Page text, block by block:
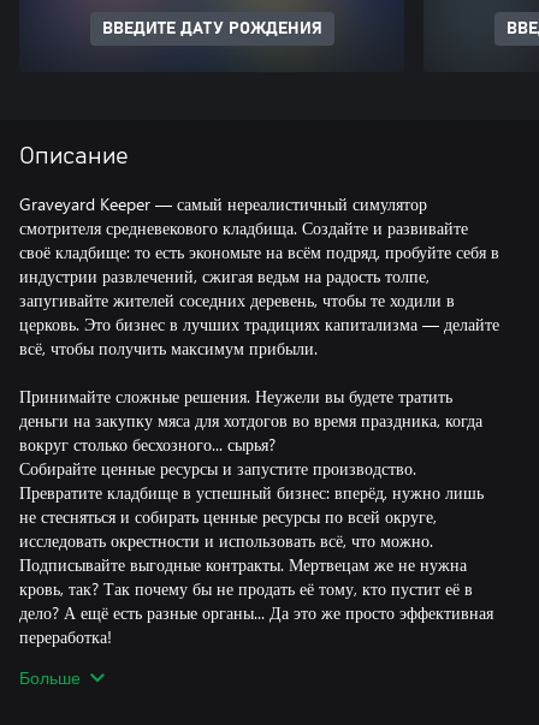
ВВЕДИТЕ ДАТУ РОЖДЕНИЯ
Описание
Graveyard Keeper — самый нереалистичный симулятор
смотрителя средневекового кладбища. Создайте и развивайте
своё кладбище: то есть экономьте на всём подряд, пробуйте себя в
индустрии развлечений, сжигая ведьм на радость толпе,
запугивайте жителей соседних деревень, чтобы те ходили в
церковь. Это бизнес в лучших традициях капитализма — делайте
всё, чтобы получить максимум прибыли.
Принимайте сложные решения. Неужели вы будете тратить
деньги на закупку мяса для хотдогов во время праздника, когда
вокруг столько бесхозного... сырья?
Собирайте ценные ресурсы и запустите производство.
Превратите кладбище в успешный бизнес: вперёд, нужно лишь
не стесняться и собирать ценные ресурсы по всей округе,
исследовать окрестности и использовать всё, что можно.
Подписывайте выгодные контракты. Мертвецам же не нужна
кровь, так? Так почему бы не продать её тому, кто пустит её в
дело? А ещё есть разные органы... Да это же просто эффективная
переработка!
бы право называться средневековой. Окунитесь в полную
Больше